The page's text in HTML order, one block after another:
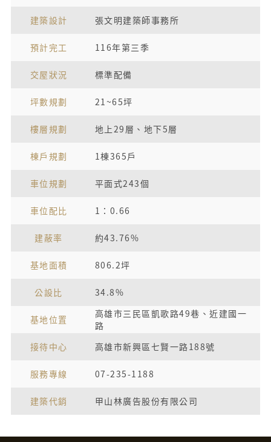
建築設計 張文明建築師事務所
預計完工 116年第三季
交屋狀況 標準配備
坪數規劃 21~65坪
樓層規劃 地上29層、地下5層
棟戶規劃 1棟365戶
車位規劃 平面式243個
車位配比 1：0.66
建蔽率 約43.76%
基地面積 806.2坪
公設比 34.8%
基地位置
高雄市三民區凱歌路49巷、近建國一
路
接待中心
高雄市新興區七賢一路188號
服務專線 07-235-1188
建築代銷 甲山林廣告股份有限公司